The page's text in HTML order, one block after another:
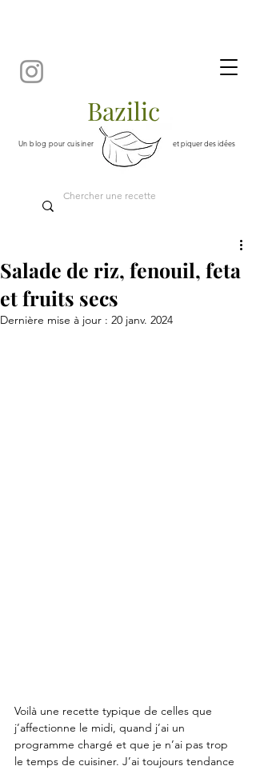
et piquer des idées
Un blog pour cuisiner
Bazilic
Salade de riz, fenouil, feta
et fruits secs
Dernière mise à jour : 20 janv. 2024
Voilà une recette typique de celles que
j’affectionne le midi, quand j’ai un
programme chargé et que je n’ai pas trop
le temps de cuisiner. J’ai toujours tendance